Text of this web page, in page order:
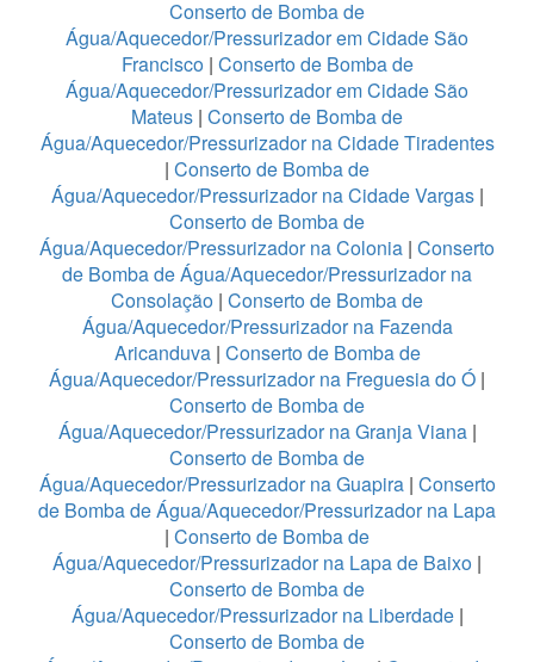
Conserto de Bomba de
Água/Aquecedor/Pressurizador em Cidade São
Francisco | Conserto de Bomba de
Água/Aquecedor/Pressurizador em Cidade São
Mateus | Conserto de Bomba de
Água/Aquecedor/Pressurizador na Cidade Tiradentes
| Conserto de Bomba de
Água/Aquecedor/Pressurizador na Cidade Vargas |
Conserto de Bomba de
Água/Aquecedor/Pressurizador na Colonia | Conserto
de Bomba de Água/Aquecedor/Pressurizador na
Consolação | Conserto de Bomba de
Água/Aquecedor/Pressurizador na Fazenda
Aricanduva| Conserto de Bomba de
Água/Aquecedor/Pressurizador na Freguesia do Ó |
Conserto de Bomba de
Água/Aquecedor/Pressurizador na Granja Viana|
Conserto de Bomba de
Água/Aquecedor/Pressurizador na Guapira| Conserto
de Bomba de Água/Aquecedor/Pressurizador na Lapa
| Conserto de Bomba de
Água/Aquecedor/Pressurizador na Lapa de Baixo |
Conserto de Bomba de
Água/Aquecedor/Pressurizador na Liberdade |
Conserto de Bomba de